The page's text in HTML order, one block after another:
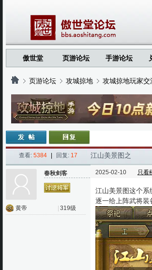
傲世堂 页游论坛 手游论坛
›
页游论坛
›
攻城掠地
›
攻城掠地玩家交
查看: 5384 回复: 17 江山美景图之
春秋剑客
黄帝 319级
2025-02-10 只看
江山美景图这个
逐一给上阵武将装